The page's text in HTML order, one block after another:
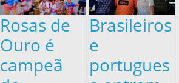
Rosas de
Ouro é
campeã
Brasileiros
e
portugues